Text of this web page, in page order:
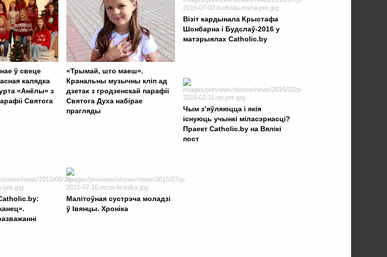
ў свеце
калядка
«Анёлы» з
Святога
«Трымай, што маеш».
Кранальны музычны кліп ад
дзетак з гродзенскай парафіі
Святога Духа набірае
прагляды
Візіт кардынала Крыстафа
Шонбарна і Будслаў-2016 у
матэрыялах Catholic.by
Чым з’яўляюцца і якія
існуюць учынкі міласэрнасці?
Праект Сatholic.by на Вялікі
пост
Малітоўная сустрэча моладзі
ў Івянцы. Хроніка